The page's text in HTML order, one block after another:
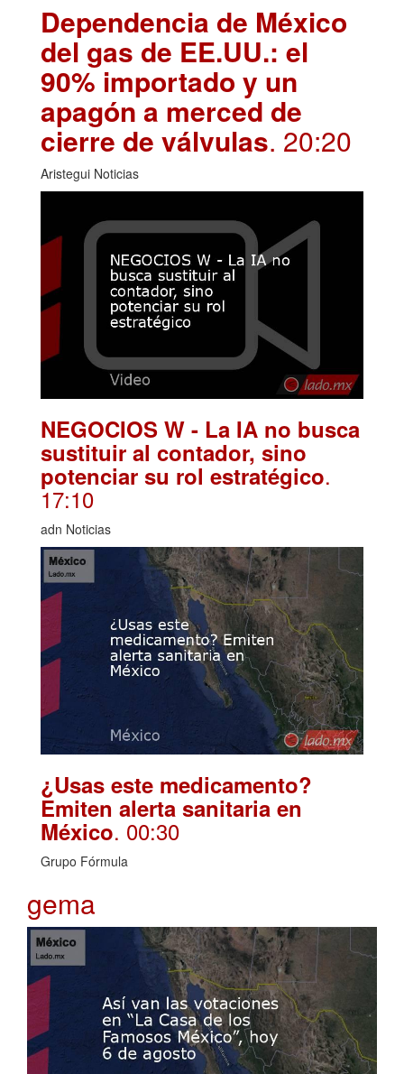
Dependencia de México
del gas de EE.UU.: el
90% importado y un
apagón a merced de
cierre de válvulas. 20:20
Aristegui Noticias
NEGOCIOS W - La IA no busca
sustituir al contador, sino
potenciar su rol estratégico.
17:10
adn Noticias
¿Usas este medicamento?
Emiten alerta sanitaria en
México. 00:30
Grupo Fórmula
gema